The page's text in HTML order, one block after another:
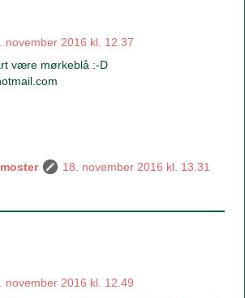
november 2016 kl. 12.37
være mørkeblå :-D
18. november 2016 kl. 13.31
november 2016 kl. 12.49